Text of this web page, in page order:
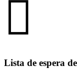
Lista de espera